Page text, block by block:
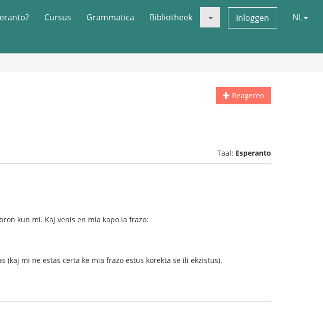
Cursus Grammatica Bibliotheek Inloggen NL
Reageren
Taal: Esperanto
kun mi. Kaj venis en mia kapo la frazo:
(kaj mi ne estas certa ke mia frazo estus korekta se ili ekzistus).